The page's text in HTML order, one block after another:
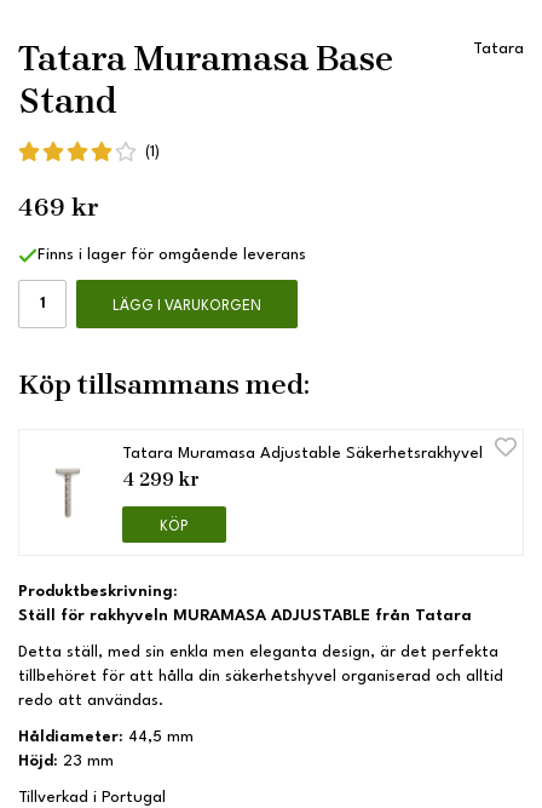
Tatara Muramasa Base
Stand
Tatara
(1)
469 kr
Finns i lager för omgående leverans
LÄGG I VARUKORGEN
Köp tillsammans med:
Tatara Muramasa Adjustable Säkerhetsrakhyvel
4 299 kr
KÖP
Produktbeskrivning:
Ställ för rakhyveln MURAMASA ADJUSTABLE från Tatara
Detta ställ, med sin enkla men eleganta design, är det perfekta
tillbehöret för att hålla din säkerhetshyvel organiserad och alltid
redo att användas.
Håldiameter: 44,5 mm
Höjd: 23 mm
Tillverkad i Portugal